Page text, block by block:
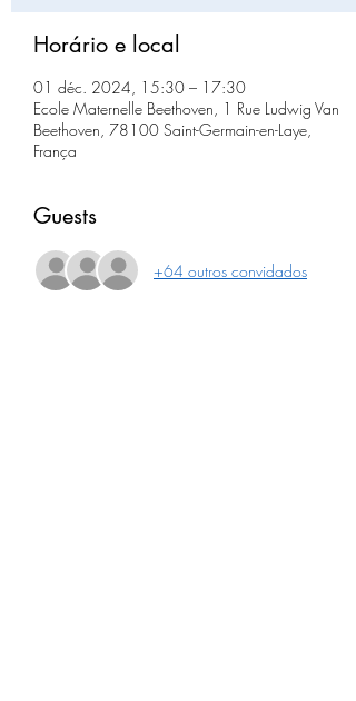
Horário e local
01 déc. 2024, 15:30 – 17:30
Ecole Maternelle Beethoven, 1 Rue Ludwig Van
Beethoven, 78100 Saint-Germain-en-Laye,
França
Guests
+64 outros convidados